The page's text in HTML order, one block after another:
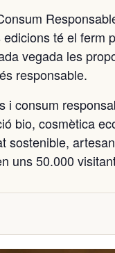
té el
vegada les
responsable.
consum
bio, cosmètica
uns 50.000